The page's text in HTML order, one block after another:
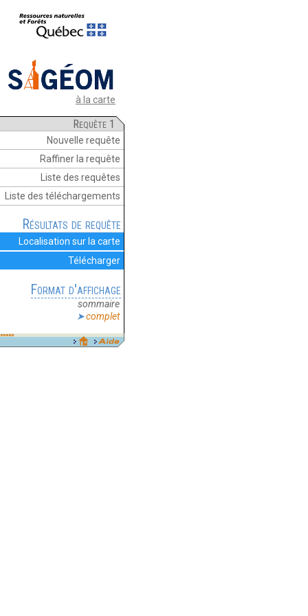
à la carte
Requête 1
Nouvelle requête
Raffiner la requête
Liste des requêtes
Liste des téléchargements
Résultats de requête
Localisation sur la carte
Télécharger
Format d'affichage
sommaire
complet